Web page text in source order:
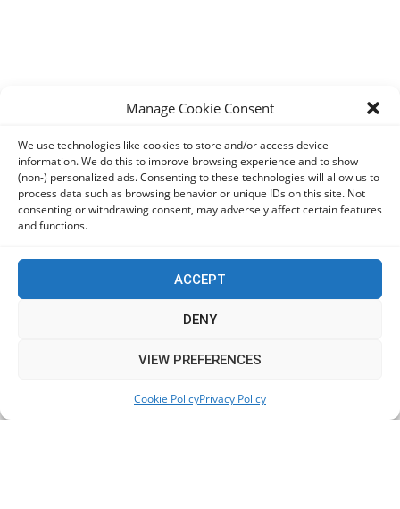
Manage Cookie Consent
We use technologies like cookies to store and/or access device
information. We do this to improve browsing experience and to show
(non-) personalized ads. Consenting to these technologies will allow us to
process data such as browsing behavior or unique IDs on this site. Not
consenting or withdrawing consent, may adversely affect certain features
and functions.
ACCEPT
DENY
VIEW PREFERENCES
Cookie PolicyPrivacy Policy
This website uses cookies to improve your experience. We'll
Accept
Read More